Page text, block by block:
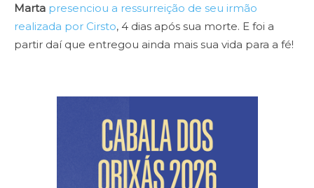
Marta presenciou a ressurreição de seu irmão
realizada por Cirsto, 4 dias após sua morte. E foi a
partir daí que entregou ainda mais sua vida para a fé!